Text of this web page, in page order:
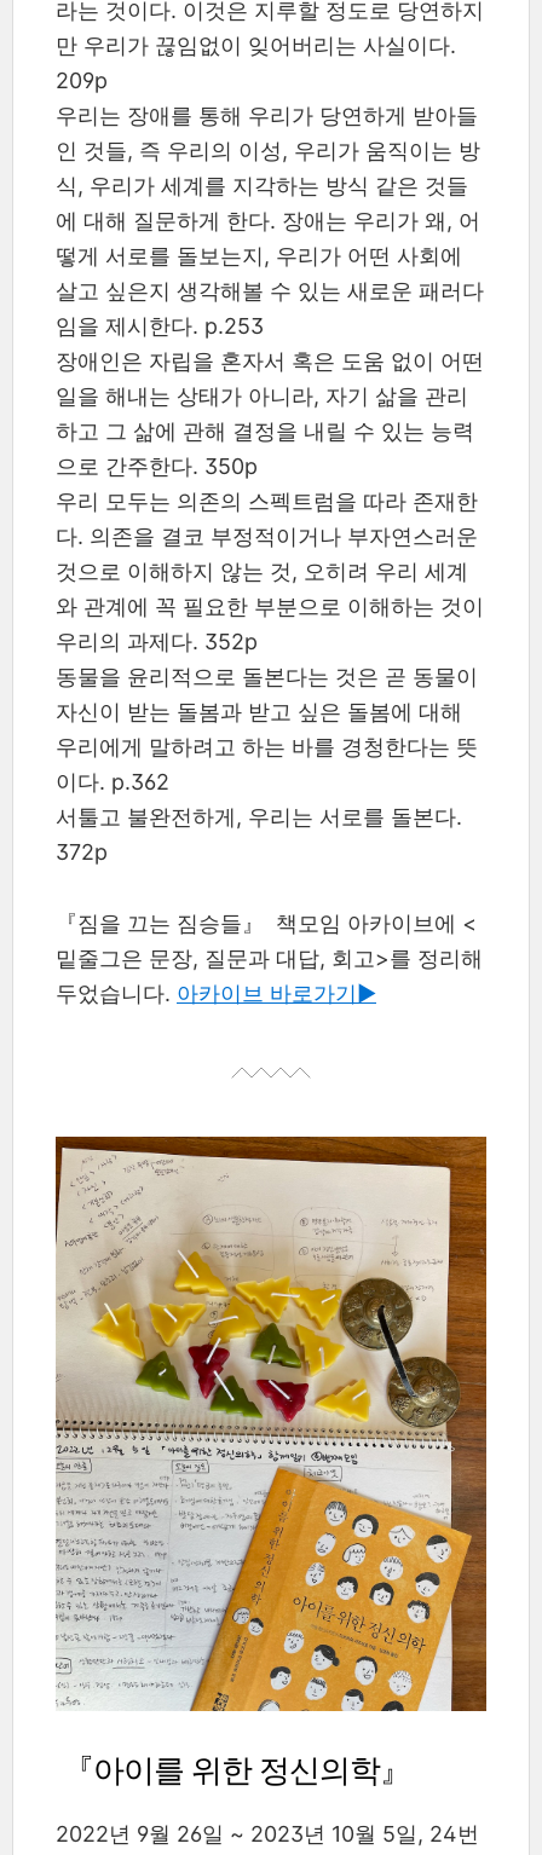
라는 것이다. 이것은 지루할 정도로 당연하지
만 우리가 끊임없이 잊어버리는 사실이다.
209p
우리는 장애를 통해 우리가 당연하게 받아들
인 것들, 즉 우리의 이성, 우리가 움직이는 방
식, 우리가 세계를 지각하는 방식 같은 것들
에 대해 질문하게 한다. 장애는 우리가 왜, 어
떻게 서로를 돌보는지, 우리가 어떤 사회에
살고 싶은지 생각해볼 수 있는 새로운 패러다
임을 제시한다. p.253
장애인은 자립을 혼자서 혹은 도움 없이 어떤
일을 해내는 상태가 아니라, 자기 삶을 관리
하고 그 삶에 관해 결정을 내릴 수 있는 능력
으로 간주한다. 350p
우리 모두는 의존의 스펙트럼을 따라 존재한
다. 의존을 결코 부정적이거나 부자연스러운
것으로 이해하지 않는 것, 오히려 우리 세계
와 관계에 꼭 필요한 부분으로 이해하는 것이
우리의 과제다. 352p
동물을 윤리적으로 돌본다는 것은 곧 동물이
자신이 받는 돌봄과 받고 싶은 돌봄에 대해
우리에게 말하려고 하는 바를 경청한다는 뜻
이다. p.362
서툴고 불완전하게, 우리는 서로를 돌본다.
372p
『짐을 끄는 짐승들』 책모임 아카이브에 <
밑줄그은 문장, 질문과 대답, 회고>를 정리해
두었습니다. 아카이브 바로가기▶︎
『아이를 위한 정신의학』
2022년 9월 26일 ~ 2023년 10월 5일, 24번